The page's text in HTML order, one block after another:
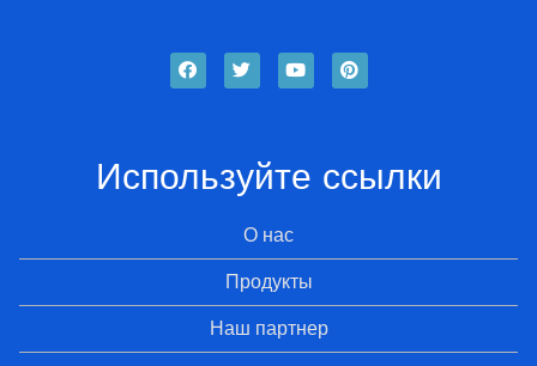
Используйте ссылки
О нас
Продукты
Наш партнер